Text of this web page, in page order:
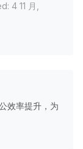
4 11 月,
效率提升，为